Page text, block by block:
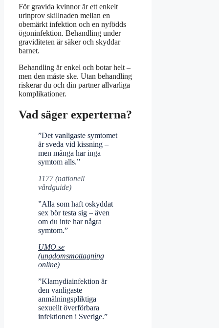
För gravida kvinnor är ett enkelt
urinprov skillnaden mellan en
obemärkt infektion och en nyfödds
ögoninfektion. Behandling under
graviditeten är säker och skyddar
barnet.
Behandling är enkel och botar helt –
men den måste ske. Utan behandling
riskerar du och din partner allvarliga
komplikationer.
Vad säger experterna?
”Det vanligaste symtomet
är sveda vid kissning –
men många har inga
symtom alls.”
1177 (nationell
vårdguide)
”Alla som haft oskyddat
sex bör testa sig – även
om du inte har några
symtom.”
UMO.se
(ungdomsmottagning
online)
”Klamydiainfektion är
den vanligaste
anmälningspliktiga
sexuellt överförbara
infektionen i Sverige.”